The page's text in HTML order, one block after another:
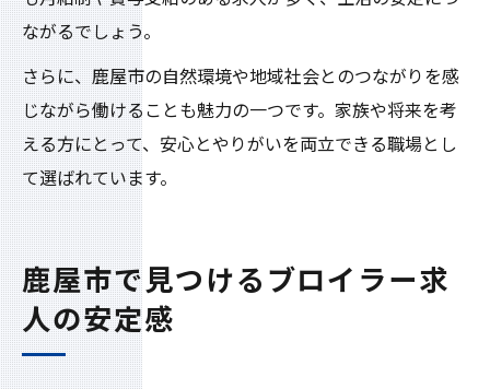
ながるでしょう。
さらに、鹿屋市の自然環境や地域社会とのつながりを感
じながら働けることも魅力の一つです。家族や将来を考
える方にとって、安心とやりがいを両立できる職場とし
て選ばれています。
鹿屋市で見つけるブロイラー求
人の安定感